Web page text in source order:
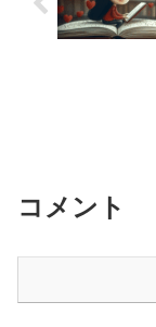
コメント